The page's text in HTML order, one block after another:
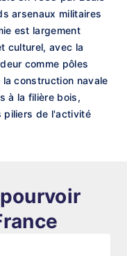
arsenaux militaires
est largement
culturel, avec la
comme pôles
construction navale
à la filière bois,
piliers de l'activité